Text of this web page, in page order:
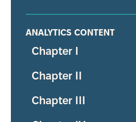
ANALYTICS CONTENT
Chapter I
Chapter II
Chapter III